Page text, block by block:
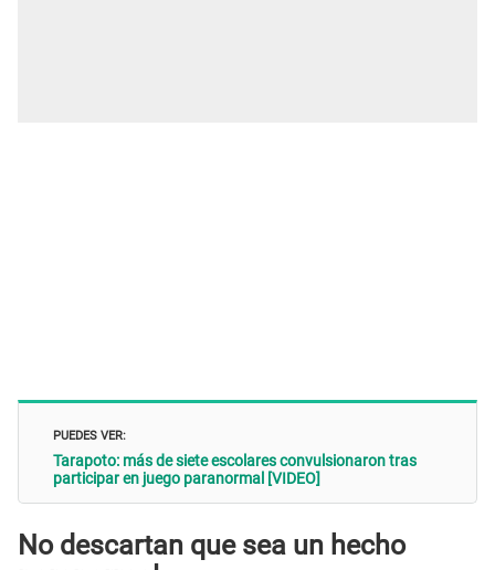
PUEDES VER:
Tarapoto: más de siete escolares convulsionaron tras
participar en juego paranormal [VIDEO]
No descartan que sea un hecho